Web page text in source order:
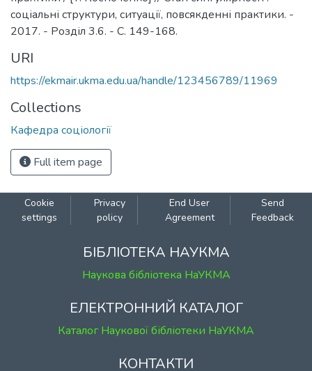
соціальні структури, ситуації, повсякденні практики. -
2017. - Розділ 3.6. - С. 149-168.
URI
https://ekmair.ukma.edu.ua/handle/123456789/11969
Collections
Кафедра соціології
Full item page
Cookie
settings
Privacy
policy
End User
Agreement
Send
Feedback
БІБЛІОТЕКА НАУКМА
Наукова бібліотека НаУКМА
ЕЛЕКТРОННИЙ КАТАЛОГ
Каталог Наукової бібліотеки НаУКМА
КОНТАКТИ